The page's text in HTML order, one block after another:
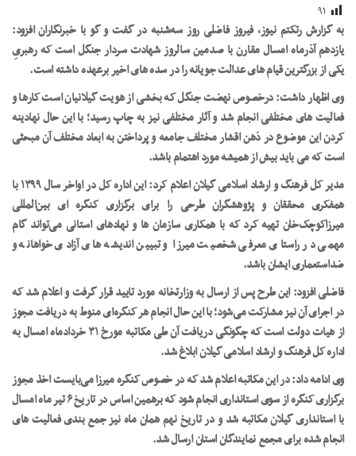
۹۱
بهگزارش رتکتم نیوز، فیروز فاضلی روز سه‌شنبه در گفت و گو با خبرنگاران افزود:
یازدهم آذرماه امسال مقارن با صدمین سالروز شهادت سردار جنگل است که رهبریِ
یکی از بزرگترین قیام های عدالت جویانه را در سده های اخیر برعهده داشته است.
وی اظهار داشت:‌ درخصوص نهضت جنگل که بخشی از هویت گیلانیان است کارها و
فعالیت های مختلفی انجام شد و آثار مختلفی نیز به چاپ رسید؛ با این حال نهادینه
کردن این موضوع در ذهن اقشار مختلف جامعه و پرداختن به ابعاد مختلف آن مبحثی
است که می باید بیش از همیشه مورد اهتمام باشد.
مدیر کل فرهنگ و ارشاد اسلامی گیلان اعلام کرد: این اداره کل در اواخر سال ۱۳۹۹ با
همفکری محققان و پژوهشگران طرحی را برای برگزاری کنگره ای بین‌المللی
میرزاکوچک‌خان تهیه کرد که با همکاری سازمان ها و نهادهای استانی می‌تواند گام
مهمی در راستای معرفی شخصیت میرزا و تبیین اندیشه های آزادی خواهانه و
ضداستعماری ایشان باشد.
فاضلی افزود: این طرح پس از ارسال به وزارتخانه مورد تایید قرار گرفت و اعلام شد که
در اجرای آن نیز مشارکت می‌شود؛ با این حال انجام هر کنگره‌ای منوط به دریافت مجوز
از هیات دولت است که چگونگی دریافت آن طی مکاتبه مورخ ۳۱ خردادماه امسال به
اداره کل فرهنگ و ارشاد اسلامی گیلان ابلاغ شد.
وی ادامه داد: در این مکاتبه اعلام شد که در خصوص کنگره میرزا می‌بایست اخذ مجوز
برگزاری کنگره از سوی استانداری انجام شود که برهمین اساس در تاریخ ۶ تیر ماه امسال
با استانداری گیلان مکاتبه شد و در تاریخ نهم همان ماه نیز جمع بندی فعالیت های
انجام شده برای مجمع نمایندگان استان ارسال شد.